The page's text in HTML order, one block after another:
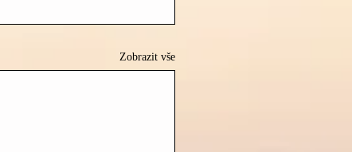
Zobrazit vše